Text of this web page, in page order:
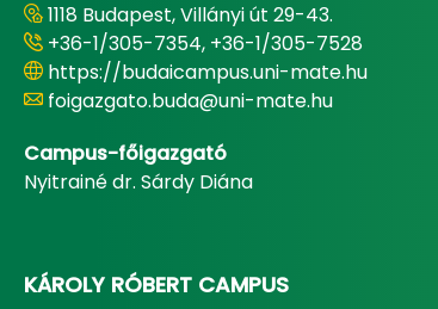
1118 Budapest, Villányi út 29-43.
+36-1/305-7354, +36-1/305-7528
https://budaicampus.uni-mate.hu
foigazgato.buda@uni-mate.hu
Campus-főigazgató
Nyitrainé dr. Sárdy Diána
KÁROLY RÓBERT CAMPUS